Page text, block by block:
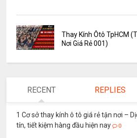
Thay Kính Ôtô TpHCM
Nơi Giá Rẻ 001)
RECENT REPLIES
1 Cơ sở thay kính ô tô giá rẻ tận nơi –
tín, tiết kiệm hàng đầu hiện nay
0